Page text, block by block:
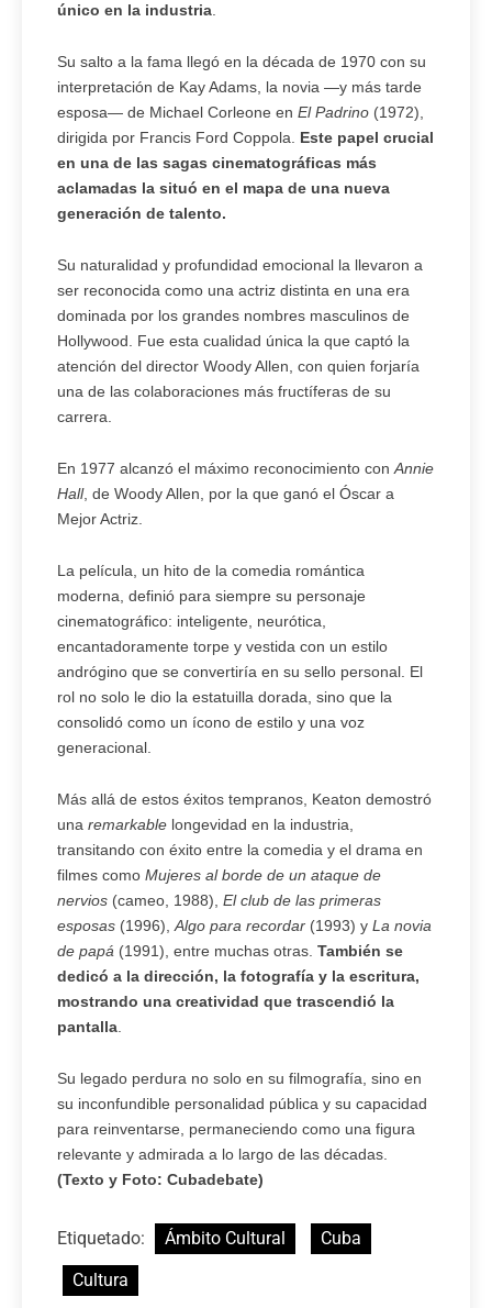
único en la industria.
Su salto a la fama llegó en la década de 1970 con su
interpretación de Kay Adams, la novia —y más tarde
esposa— de Michael Corleone en El Padrino (1972),
dirigida por Francis Ford Coppola. Este papel crucial
en una de las sagas cinematográficas más
aclamadas la situó en el mapa de una nueva
generación de talento.
Su naturalidad y profundidad emocional la llevaron a
ser reconocida como una actriz distinta en una era
dominada por los grandes nombres masculinos de
Hollywood. Fue esta cualidad única la que captó la
atención del director Woody Allen, con quien forjaría
una de las colaboraciones más fructíferas de su
carrera.
En 1977 alcanzó el máximo reconocimiento conAnnie
Hall, de Woody Allen, por la que ganó el Óscar a
Mejor Actriz.
La película, un hito de la comedia romántica
moderna, definió para siempre su personaje
cinematográfico: inteligente, neurótica,
encantadoramente torpe y vestida con un estilo
andrógino que se convertiría en su sello personal. El
rol no solo le dio la estatuilla dorada, sino que la
consolidó como un ícono de estilo y una voz
generacional.
Más allá de estos éxitos tempranos, Keaton demostró
una remarkable longevidad en la industria,
transitando con éxito entre la comedia y el drama en
filmes como Mujeres al borde de un ataque de
nervios (cameo, 1988), El club de las primeras
esposas (1996),Algo para recordar (1993) y La novia
de papá (1991), entre muchas otras. También se
dedicó a la dirección, la fotografía y la escritura,
mostrando una creatividad que trascendió la
pantalla.
Su legado perdura no solo en su filmografía, sino en
su inconfundible personalidad pública y su capacidad
para reinventarse, permaneciendo como una figura
relevante y admirada a lo largo de las décadas.
(Texto y Foto: Cubadebate)
Etiquetado: Ámbito Cultural
Cuba
Cultura